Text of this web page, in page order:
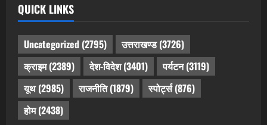
QUICK LINKS
Uncategorized (2795) उत्तराखण्ड(3726)
क्राइम(2389) देश-विदेश(3401) पर्यटन(3119)
यूथ(2985) राजनीति(1879) स्पोर्ट्स(876)
होम(2438)